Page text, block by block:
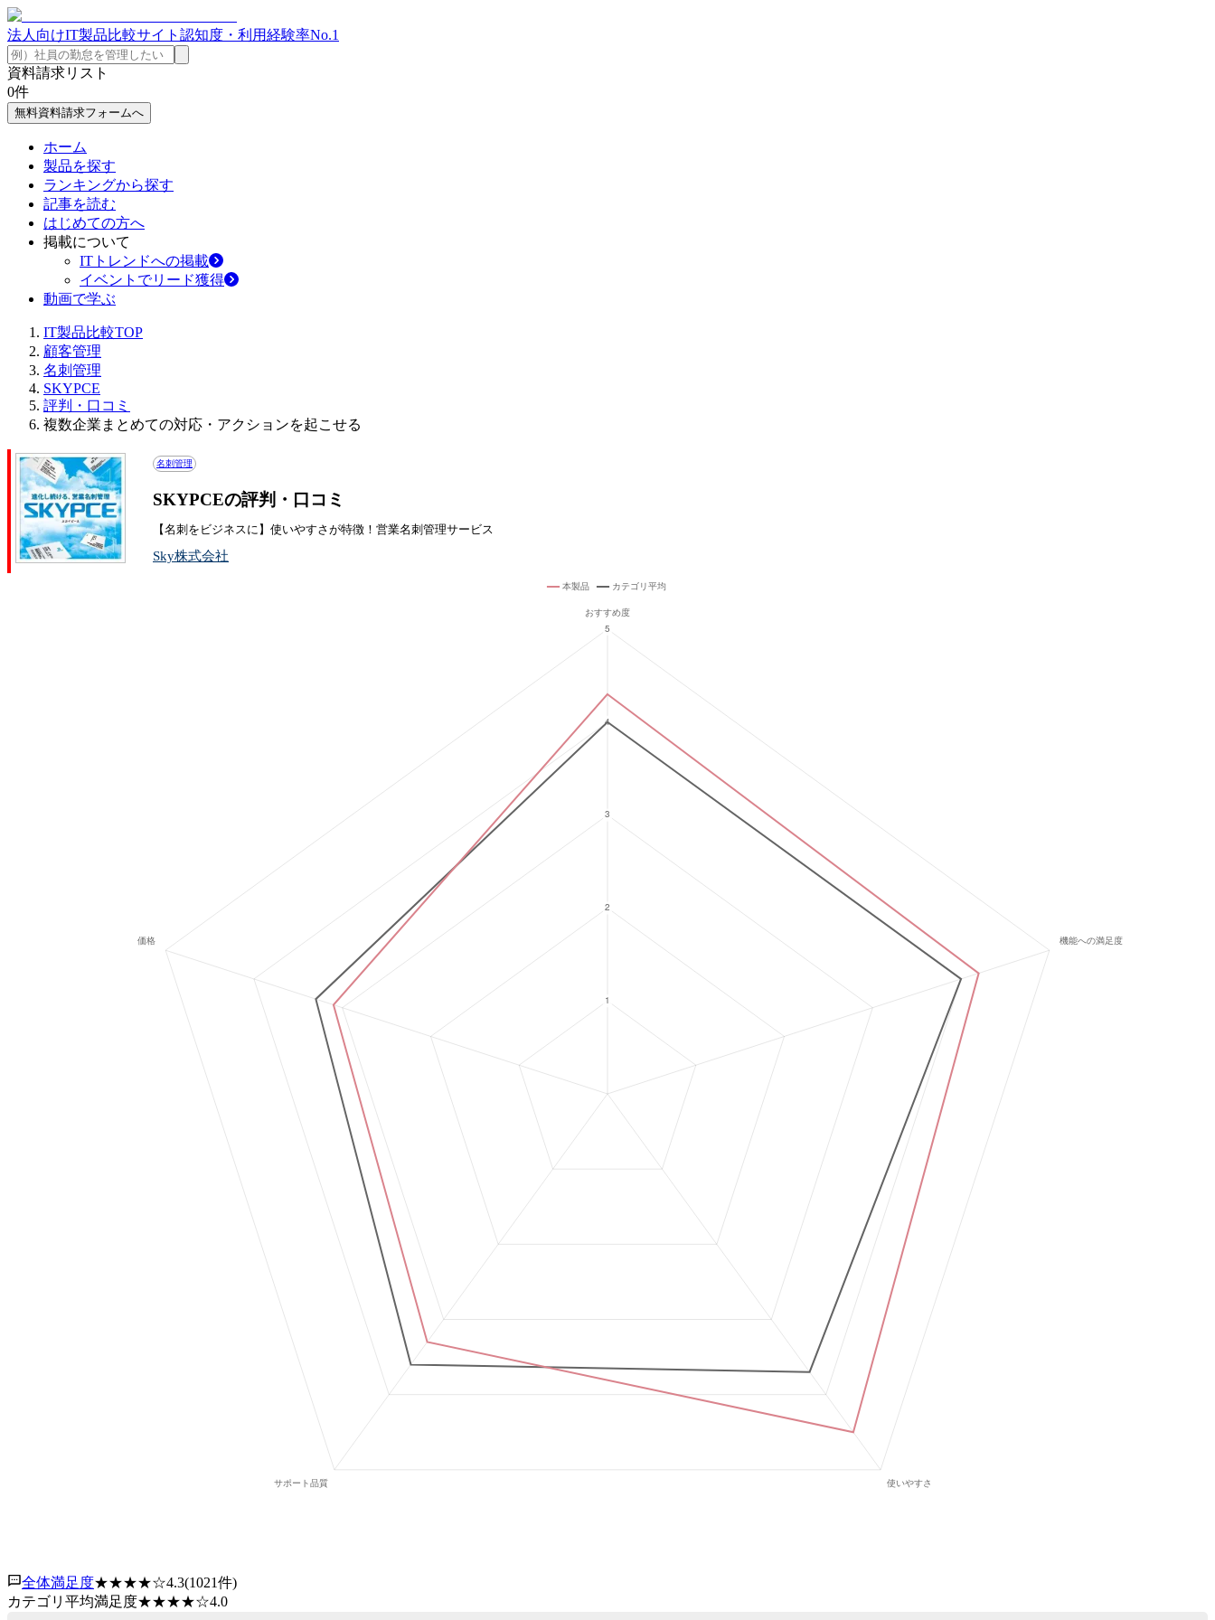
法人向けIT製品比較サイト 認知度・利用経験率No.1
資料請求リスト
0件
無料資料請求フォームへ
ホーム
製品を探す
ランキングから探す
記事を読む
はじめての方へ
掲載について
ITトレンドへの掲載
イベントでリード獲得
動画で学ぶ
IT製品比較TOP
顧客管理
名刺管理
SKYPCE
評判・口コミ
複数企業まとめての対応・アクションを起こせる
名刺管理
SKYPCEの評判・口コミ
【名刺をビジネスに】使いやすさが特徴！営業名刺管理サービス
Sky株式会社
全体満足度★★★★☆4.3(1021件)
カテゴリ平均満足度★★★★☆4.0